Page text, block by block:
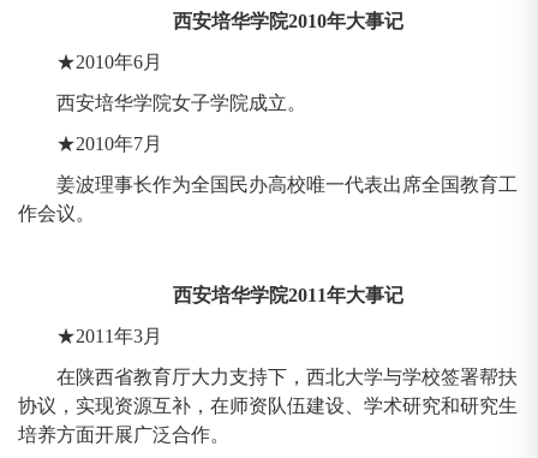
西安培华学院2010年大事记
★2010年6月
西安培华学院女子学院成立。
★2010年7月
姜波理事长作为全国民办高校唯一代表出席全国教育工
作会议。
西安培华学院2011年大事记
★2011年3月
在陕西省教育厅大力支持下，西北大学与学校签署帮扶
协议，实现资源互补，在师资队伍建设、学术研究和研究生
培养方面开展广泛合作。